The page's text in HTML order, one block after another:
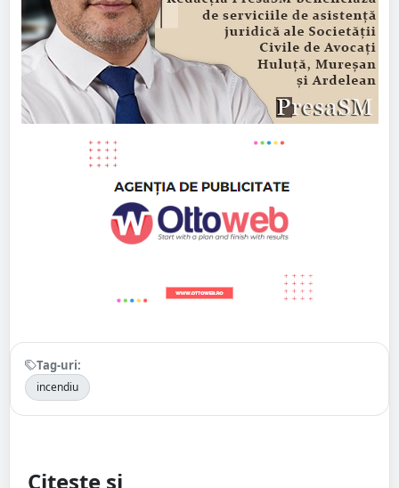
Tag-uri:
incendiu
Citește și